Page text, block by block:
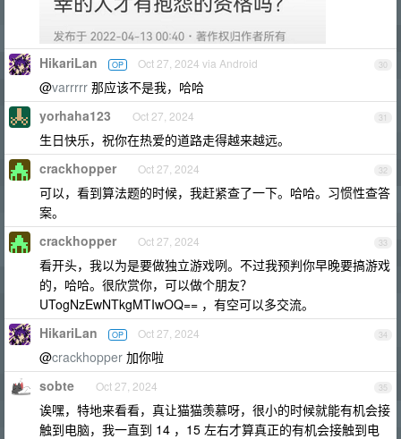
30
HikariLan OP Oct 27, 2024 via Android
@varrrrr 那应该不是我，哈哈
31
yorhaha123 Oct 27, 2024
生日快乐，祝你在热爱的道路走得越来越远。
32
crackhopper Oct 27, 2024
可以，看到算法题的时候，我赶紧查了一下。哈哈。习惯性查答
案。
33
crackhopper Oct 27, 2024
看开头，我以为是要做独立游戏咧。不过我预判你早晚要搞游戏
的，哈哈。很欣赏你，可以做个朋友？
UTogNzEwNTkgMTIwOQ== ，有空可以多交流。
34
HikariLan OP Oct 27, 2024
@crackhopper 加你啦
35
sobte Oct 27, 2024
诶嘿，特地来看看，真让猫猫羡慕呀，很小的时候就能有机会接
触到电脑，我一直到 14 ，15 左右才算真正的有机会接触到电